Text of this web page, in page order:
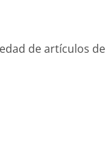
de artículos de